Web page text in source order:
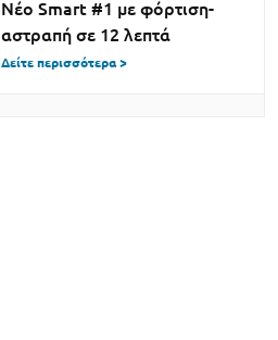
Νέο Smart #1 με φόρτιση-
αστραπή σε 12 λεπτά
Δείτε περισσότερα >